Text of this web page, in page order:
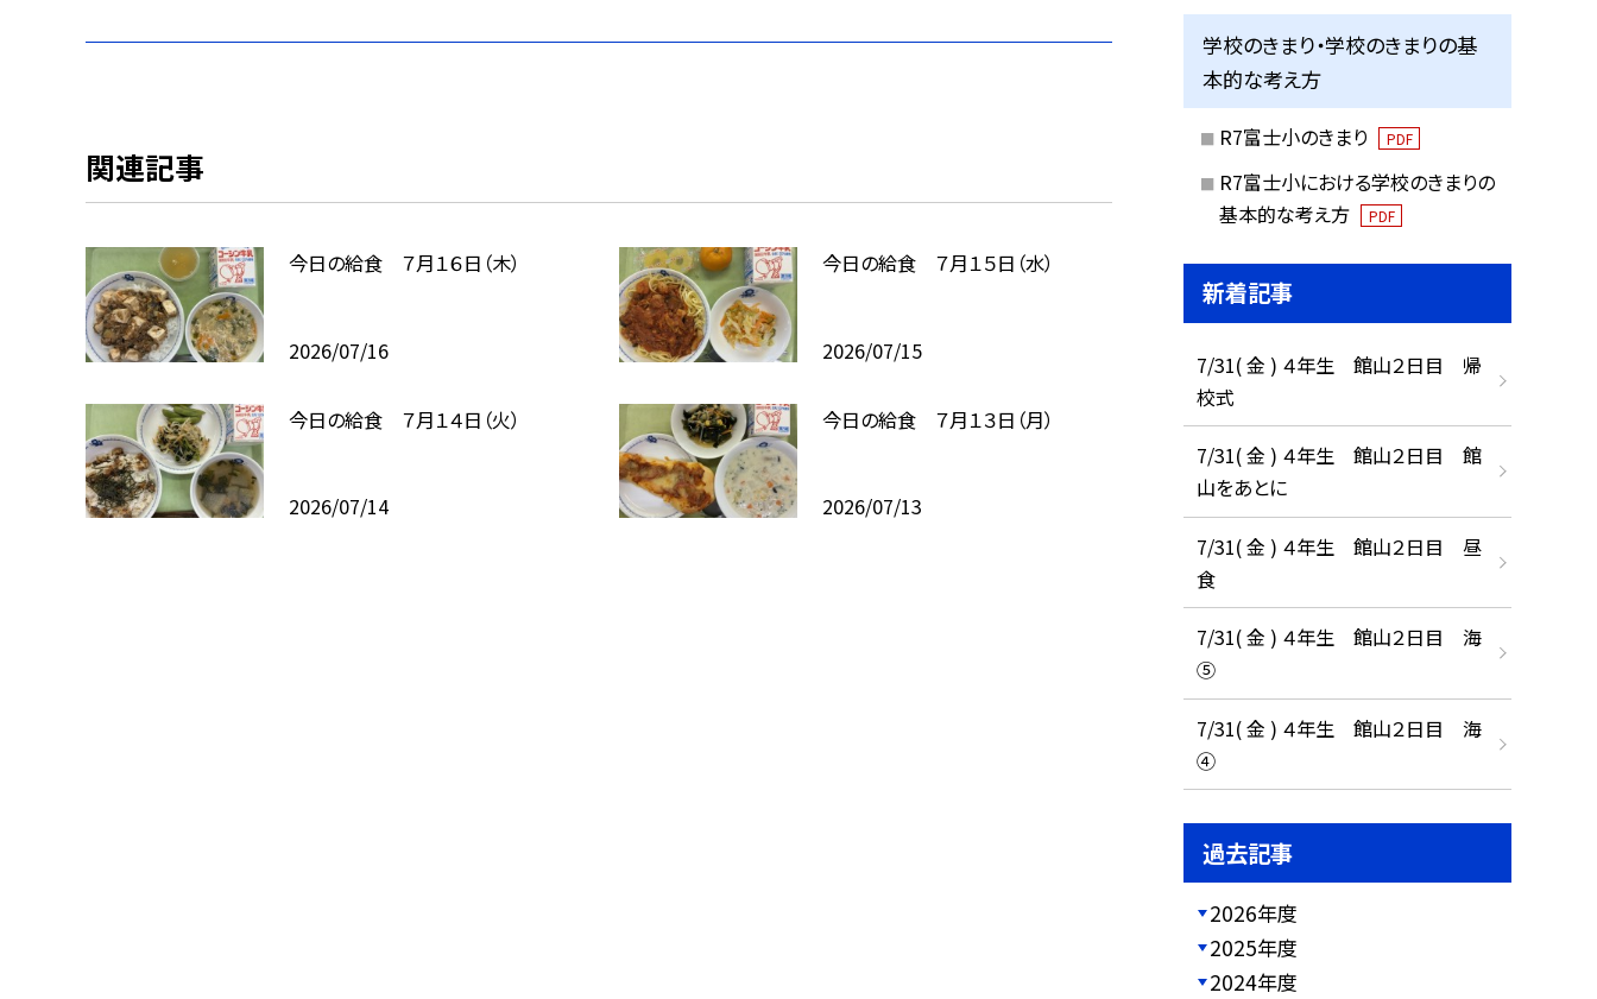
関連記事
今日の給食 ７月１６日（木）
2026/07/16
今日の給食 ７月１５日（水）
2026/07/15
今日の給食 ７月１４日（火）
2026/07/14
今日の給食 ７月１３日（月）
2026/07/13
学校のきまり・学校のきまりの基
本的な考え方
R7富士小のきまり PDF
R7富士小における学校のきまりの
基本的な考え方
PDF
新着記事
7/31( 金 ) ４年生 館山２日目 帰
校式
7/31( 金 ) ４年生 館山２日目 館
山をあとに
7/31( 金 ) ４年生 館山２日目 昼
食
7/31( 金 ) ４年生 館山２日目 海
⑤
7/31( 金 ) ４年生 館山２日目 海
④
過去記事
2026年度
2025年度
2024年度